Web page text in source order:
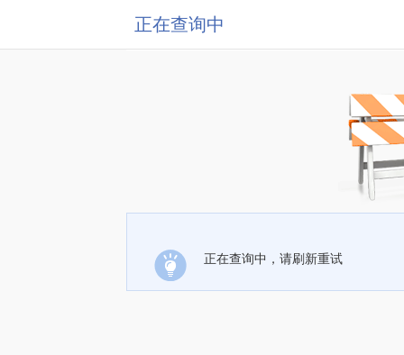
正在查询中
正在查询中，请刷新重试